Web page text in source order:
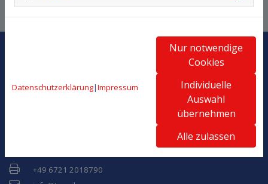
+49 6721 2018790
Datenschutzerklärung|Impressum
Nur notwendige
Cookies
Individuelle
Auswahl
übernehmen
Alle zulassen